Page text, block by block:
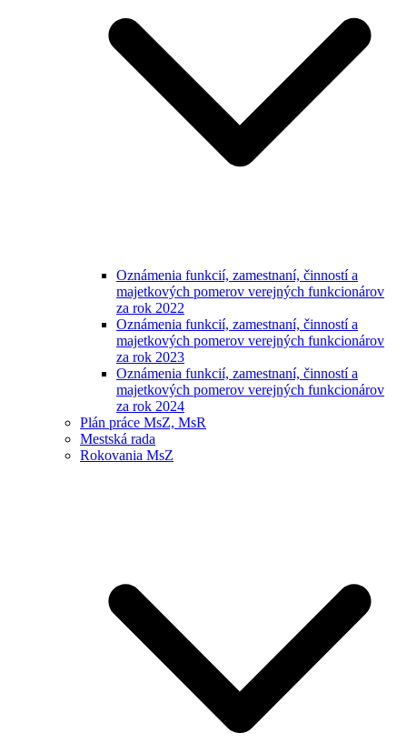
Oznámenia funkcií, zamestnaní, činností a
majetkových pomerov verejných funkcionárov
za rok 2022
Oznámenia funkcií, zamestnaní, činností a
majetkových pomerov verejných funkcionárov
za rok 2023
Oznámenia funkcií, zamestnaní, činností a
majetkových pomerov verejných funkcionárov
za rok 2024
Plán práce MsZ, MsR
Mestská rada
Rokovania MsZ